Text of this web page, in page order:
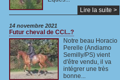
Lire la suite >
14 novembre 2021
Futur cheval de CCI...?
Notre beau Horacio
Perelle (Andiamo
Semilly/PS) vient
d'être vendu, il va
intégrer une très
bonne...